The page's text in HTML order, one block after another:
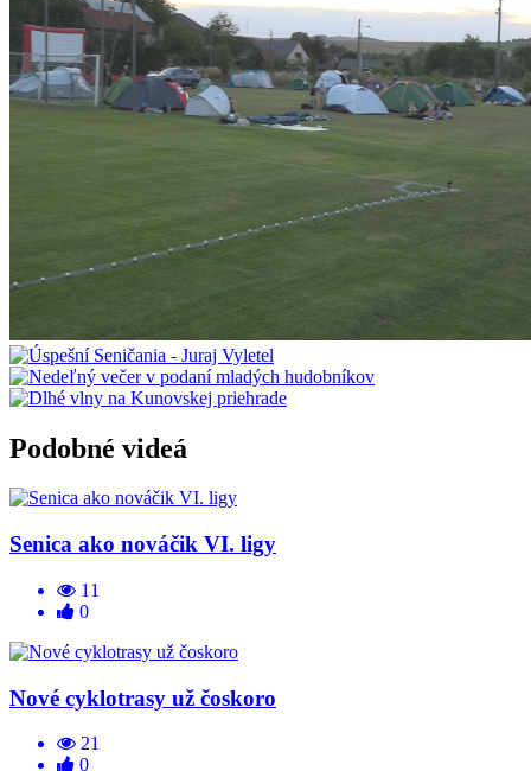
Podobné videá
Senica ako nováčik VI. ligy
11
0
Nové cyklotrasy už čoskoro
21
0